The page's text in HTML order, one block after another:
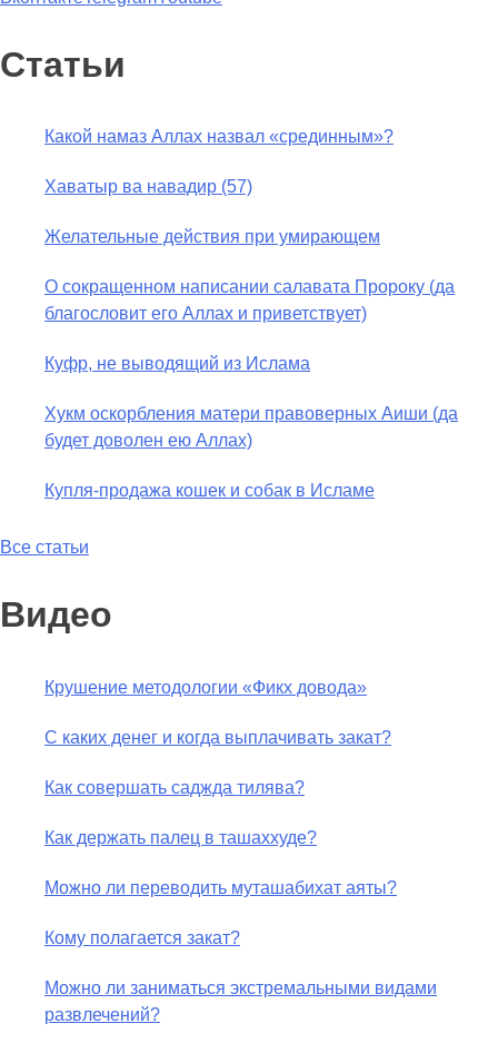
Статьи
Какой намаз Аллах назвал «срединным»?
Хаватыр ва навадир (57)
Желательные действия при умирающем
О сокращенном написании салавата Пророку (да
благословит его Аллах и приветствует)
Куфр, не выводящий из Ислама
Хукм оскорбления матери правоверных Аиши (да
будет доволен ею Аллах)
Купля-продажа кошек и собак в Исламе
Все статьи
Видео
Крушение методологии «Фикх довода»
С каких денег и когда выплачивать закат?
Как совершать саджда тилява?
Как держать палец в ташаххуде?
Можно ли переводить муташабихат аяты?
Кому полагается закат?
Можно ли заниматься экстремальными видами
развлечений?